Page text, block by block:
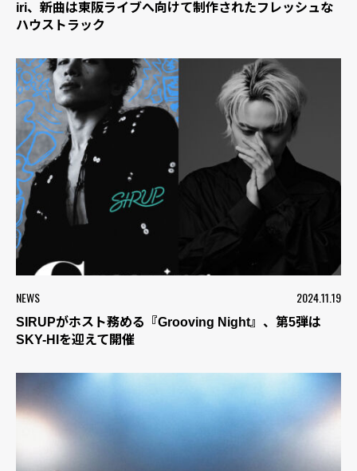
iri、新曲は東阪ライブへ向けて制作されたフレッシュな
ハウストラック
NEWS 2024.11.19
SIRUPがホスト務める『Grooving Night』、第5弾は
SKY-HIを迎えて開催